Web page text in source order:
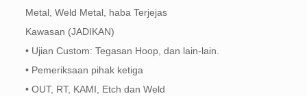
Metal, Weld Metal, haba Terjejas
Kawasan (JADIKAN)
• Ujian Custom: Tegasan Hoop, dan lain-lain.
• Pemeriksaan pihak ketiga
• OUT, RT, KAMI, Etch dan Weld